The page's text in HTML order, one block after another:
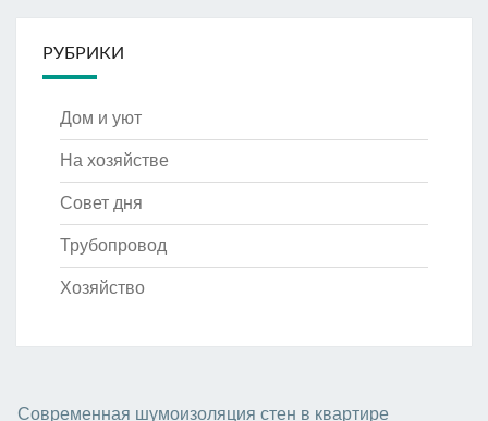
РУБРИКИ
Дом и уют
На хозяйстве
Совет дня
Трубопровод
Хозяйство
Современная шумоизоляция стен в квартире